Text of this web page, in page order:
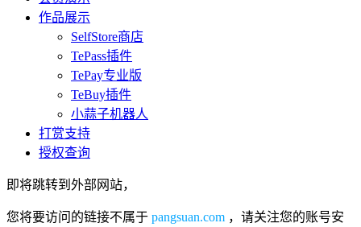
作品展示
SelfStore商店
TePass插件
TePay专业版
TeBuy插件
小蒜子机器人
打赏支持
授权查询
即将跳转到外部网站，
您将要访问的链接不属于 pangsuan.com ，请关注您的账号安